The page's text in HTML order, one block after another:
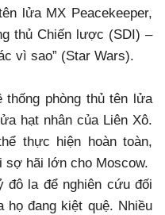
lửa MX Peacekeeper,
thủ Chiến lược (SDI) –
vì sao” (Star Wars).
phòng thủ tên lửa
hạt nhân của Liên Xô.
thực hiện hoàn toàn,
sợ hãi lớn cho Moscow.
đô la để nghiên cứu đối
họ đang kiệt quệ. Nhiều